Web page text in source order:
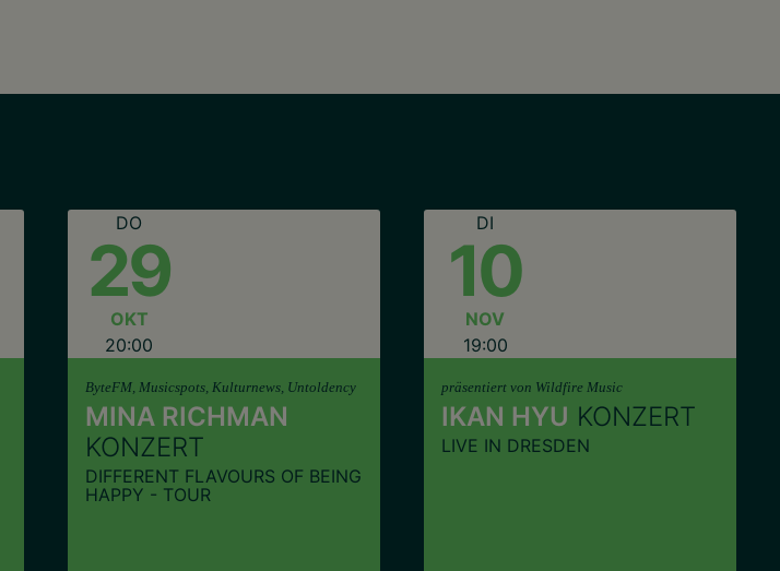
DO
29
OKT
20:00
ByteFM, Musicspots, Kulturnews, Untoldency
MINA RICHMAN
KONZERT
DIFFERENT FLAVOURS OF BEING
HAPPY - TOUR
DI
10
NOV
19:00
präsentiert von Wildfire Music
IKAN HYU KONZERT
LIVE IN DRESDEN